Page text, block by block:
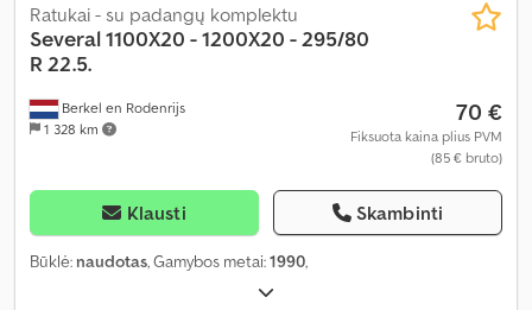
Berkel en Rodenrijs
1 328 km
Ratukai - su padangų komplektu
Several1100X20 - 1200X20 - 295/80
R 22.5.
70 €
Fiksuota kaina plius PVM
(85 € bruto)
Klausti Skambinti
Būklė: naudotas, Gamybos metai:1990,